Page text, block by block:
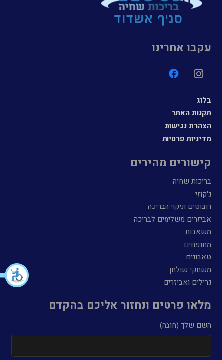
עקבו אחרינו
בלוג
תקנות האתר
הצהרת נגישות
מדיניות פרטיות
קישורים מהירים
בריכות שחיה
ג'קוזי
רובוטים וניקוי הבריכה
אביזרים משלימים לבריכה
משאבות
מתנפחים
טאבונים
משחקי שולחן
גרילים ואביזרים
מלאו פרטים ונחזור אליכם בהקדם
השם שלך (חובה)